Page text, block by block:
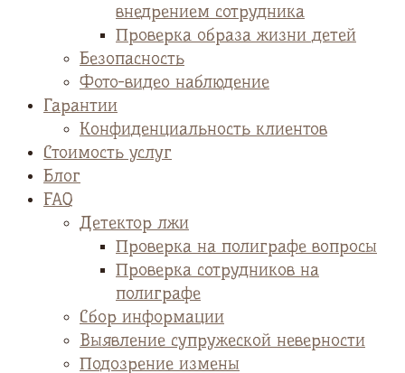
внедрением сотрудника
Проверка образа жизни детей
Безопасность
Фото-видео наблюдение
Гарантии
Конфиденциальность клиентов
Стоимость услуг
Блог
FAQ
Детектор лжи
Проверка на полиграфе вопросы
Проверка сотрудников на
полиграфе
Сбор информации
Выявление супружеской неверности
Подозрение измены